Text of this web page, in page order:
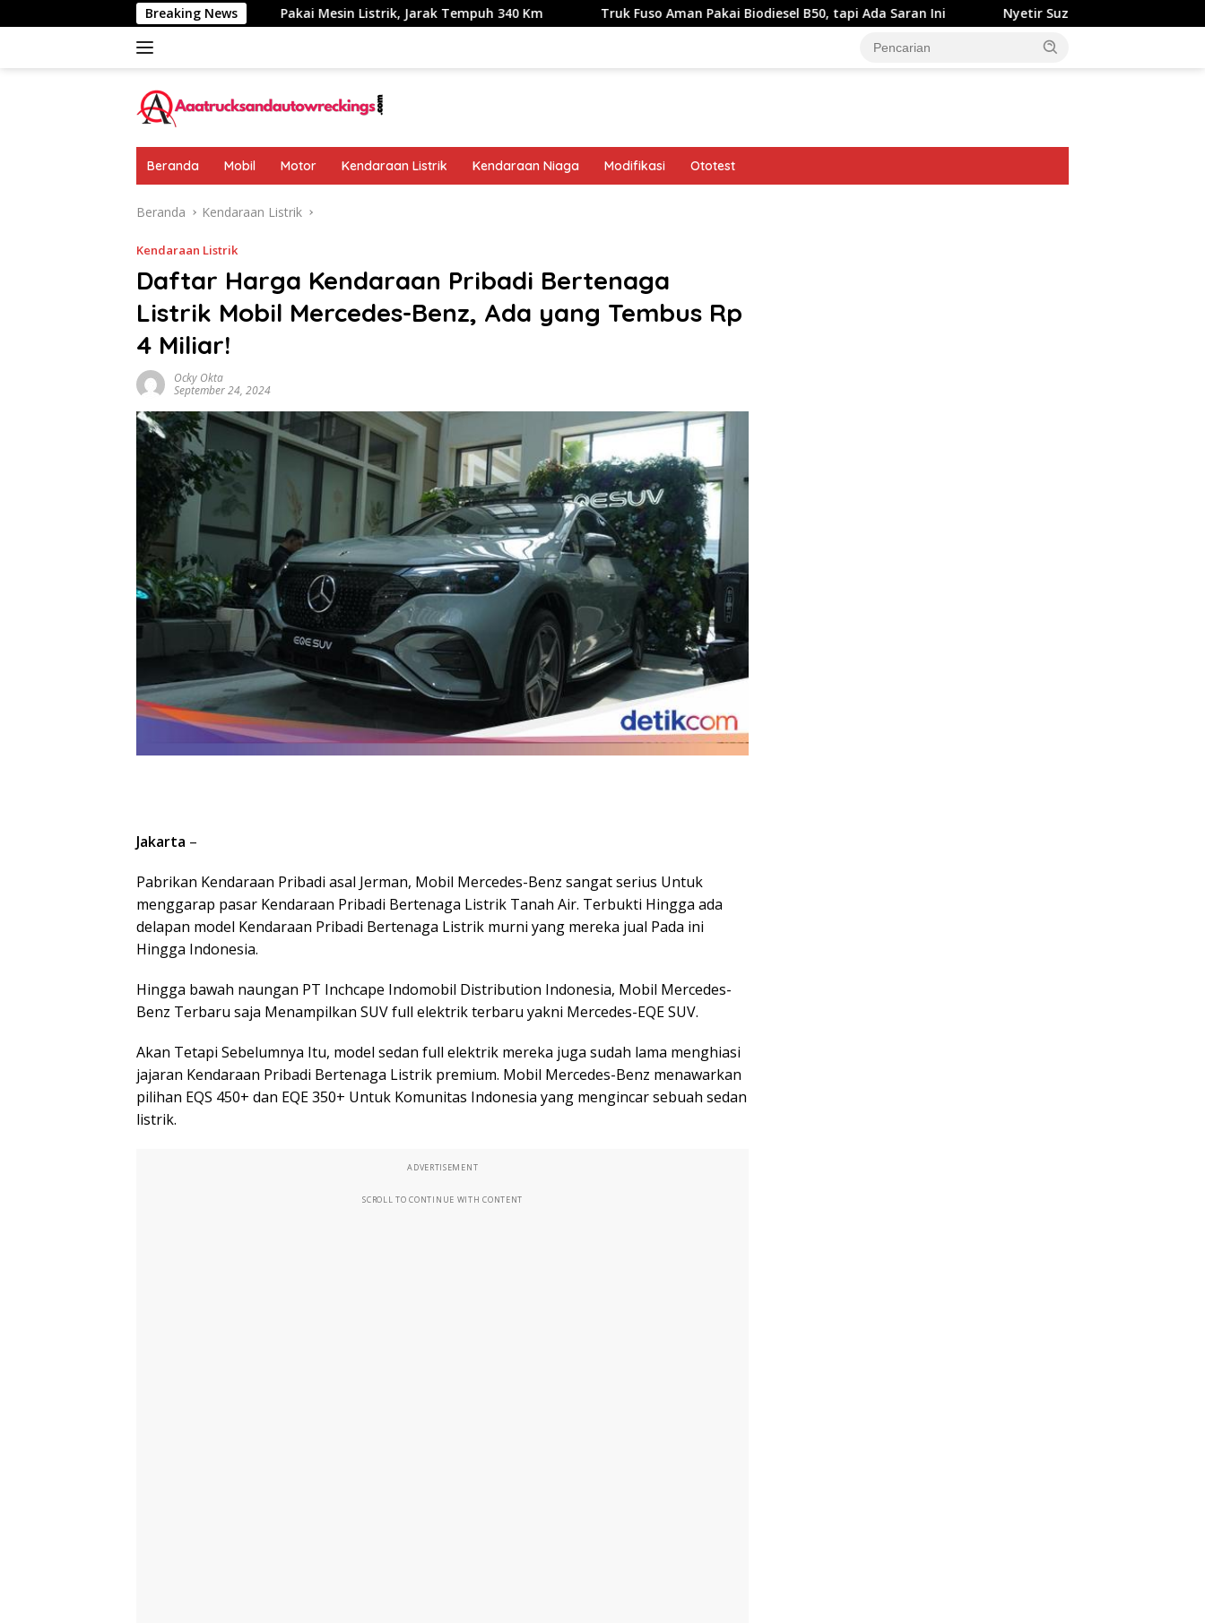
ke
Breaking News
Pakai Mesin Listrik, Jarak Tempuh 340 Km Truk Fuso Aman Pakai Biodiesel B50, tapi Ada Saran Ini Nyetir Suzuki XL7 Facelift Kini Lebih Damai
Beranda Mobil Motor Kendaraan Listrik Kendaraan Niaga Modifikasi Ototest
Beranda Kendaraan Listrik
Kendaraan Listrik
Daftar Harga Kendaraan Pribadi Bertenaga
Listrik Mobil Mercedes-Benz, Ada yang Tembus Rp
4 Miliar!
Ocky Okta
September 24, 2024
Jakarta –
Pabrikan Kendaraan Pribadi asal Jerman, Mobil Mercedes-Benz sangat serius Untuk
menggarap pasar Kendaraan Pribadi Bertenaga Listrik Tanah Air. Terbukti Hingga ada
delapan model Kendaraan Pribadi Bertenaga Listrik murni yang mereka jual Pada ini
Hingga Indonesia.
Hingga bawah naungan PT Inchcape Indomobil Distribution Indonesia, Mobil Mercedes-
Benz Terbaru saja Menampilkan SUV full elektrik terbaru yakni Mercedes-EQE SUV.
Akan Tetapi Sebelumnya Itu, model sedan full elektrik mereka juga sudah lama menghiasi
jajaran Kendaraan Pribadi Bertenaga Listrik premium. Mobil Mercedes-Benz menawarkan
pilihan EQS 450+ dan EQE 350+ Untuk Komunitas Indonesia yang mengincar sebuah sedan
listrik.
ADVERTISEMENT
SCROLL TO CONTINUE WITH CONTENT